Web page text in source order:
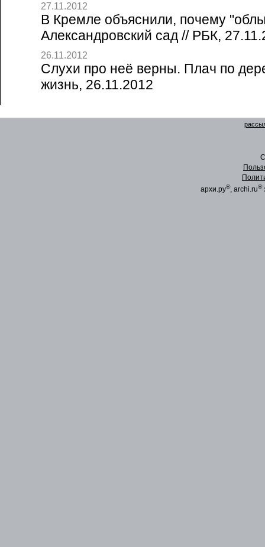
27.11.2012
В Кремле объяснили, почему
Александровский сад // РБК,
26.11.2012
Слухи про неё верны. Плач по
жизнь, 26.11.2012
архи.ру®, archi.ru®